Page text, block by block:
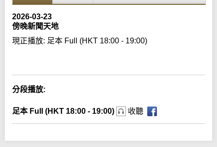
2026-03-23
傍晚新聞天地
現正播放: 足本 Full (HKT 18:00 - 19:00)
分段播放:
足本 Full (HKT 18:00 - 19:00) 收聽